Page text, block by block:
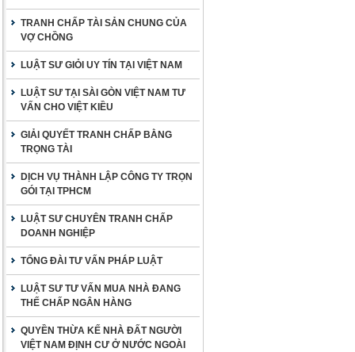
TRANH CHẤP TÀI SẢN CHUNG CỦA
VỢ CHỒNG
LUẬT SƯ GIỎI UY TÍN TẠI VIỆT NAM
LUẬT SƯ TẠI SÀI GÒN VIỆT NAM TƯ
VẤN CHO VIỆT KIỀU
GIẢI QUYẾT TRANH CHẤP BẰNG
TRỌNG TÀI
DỊCH VỤ THÀNH LẬP CÔNG TY TRỌN
GÓI TẠI TPHCM
LUẬT SƯ CHUYÊN TRANH CHẤP
DOANH NGHIỆP
TỔNG ĐÀI TƯ VẤN PHÁP LUẬT
LUẬT SƯ TƯ VẤN MUA NHÀ ĐANG
THẾ CHẤP NGÂN HÀNG
QUYỀN THỪA KẾ NHÀ ĐẤT NGƯỜI
VIỆT NAM ĐỊNH CƯ Ở NƯỚC NGOÀI